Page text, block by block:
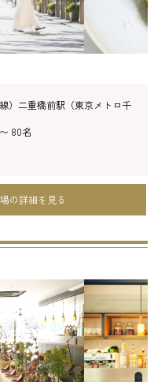
）二重橋前駅（東京メトロ千
80名
の詳細を見る